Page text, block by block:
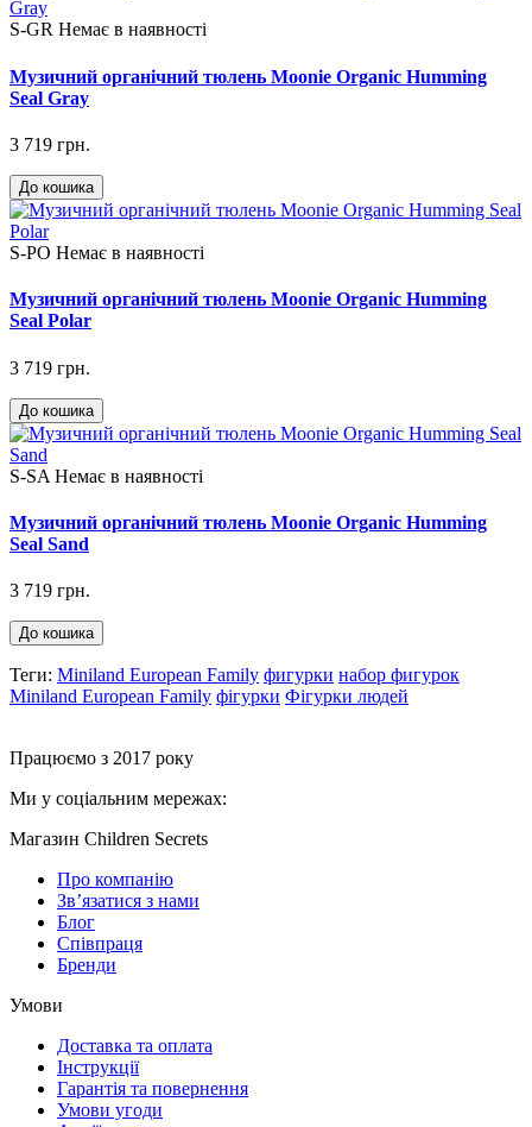
S-GR Немає в наявності
Музичний органічний тюлень Moonie Organic Humming
Seal Gray
3 719 грн.
До кошика
S-PO Немає в наявності
Музичний органічний тюлень Moonie Organic Humming
Seal Polar
3 719 грн.
До кошика
S-SA Немає в наявності
Музичний органічний тюлень Moonie Organic Humming
Seal Sand
3 719 грн.
До кошика
Теги: Miniland European Family фигурки набор фигурок
Miniland European Family фігурки Фігурки людей
Працюємо з 2017 року
Ми у соціальним мережах:
Магазин Children Secrets
Про компанію
Зв’язатися з нами
Блог
Співпраця
Бренди
Умови
Доставка та оплата
Інструкції
Гарантія та повернення
Умови угоди